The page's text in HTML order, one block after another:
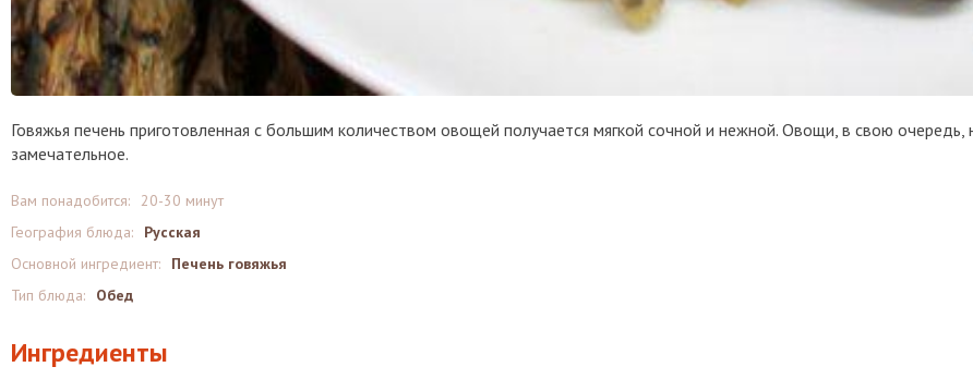
Говяжья печень приготовленная с большим количеством овощей получается мягкой сочной и нежной. Овощи, в свою очередь,
замечательное.
Вам понадобится:
20-30 минут
География блюда:
Русская
Основной ингредиент:
Печень говяжья
Тип блюда:
Обед
Ингредиенты